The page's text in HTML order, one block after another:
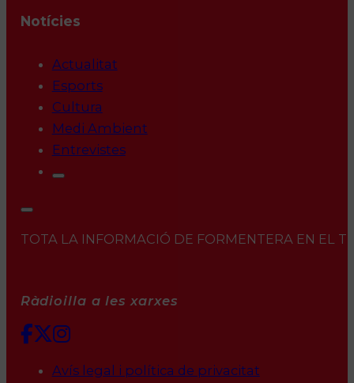
Notícies
Actualitat
Esports
Cultura
Medi Ambient
Entrevistes
TOTA LA INFORMACIÓ DE FORMENTERA EN EL
Ràdioilla a les xarxes
Avís legal i política de privacitat